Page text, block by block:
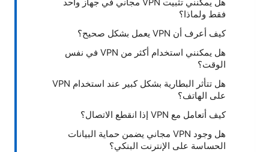
فقط ولماذا؟
كيف أعرف أن VPN يعمل بشكل صحيح؟
هل يمكنني استخدام أكثر من VPN في نفس
الوقت؟
هل تتأثر البطارية بشكل كبير عند استخدام VPN
على الهاتف؟
كيف أتعامل مع VPN إذا انقطع الاتصال؟
هل وجود VPN مجاني يضمن حماية البيانات
الحساسة على الإنترنت البنكي؟